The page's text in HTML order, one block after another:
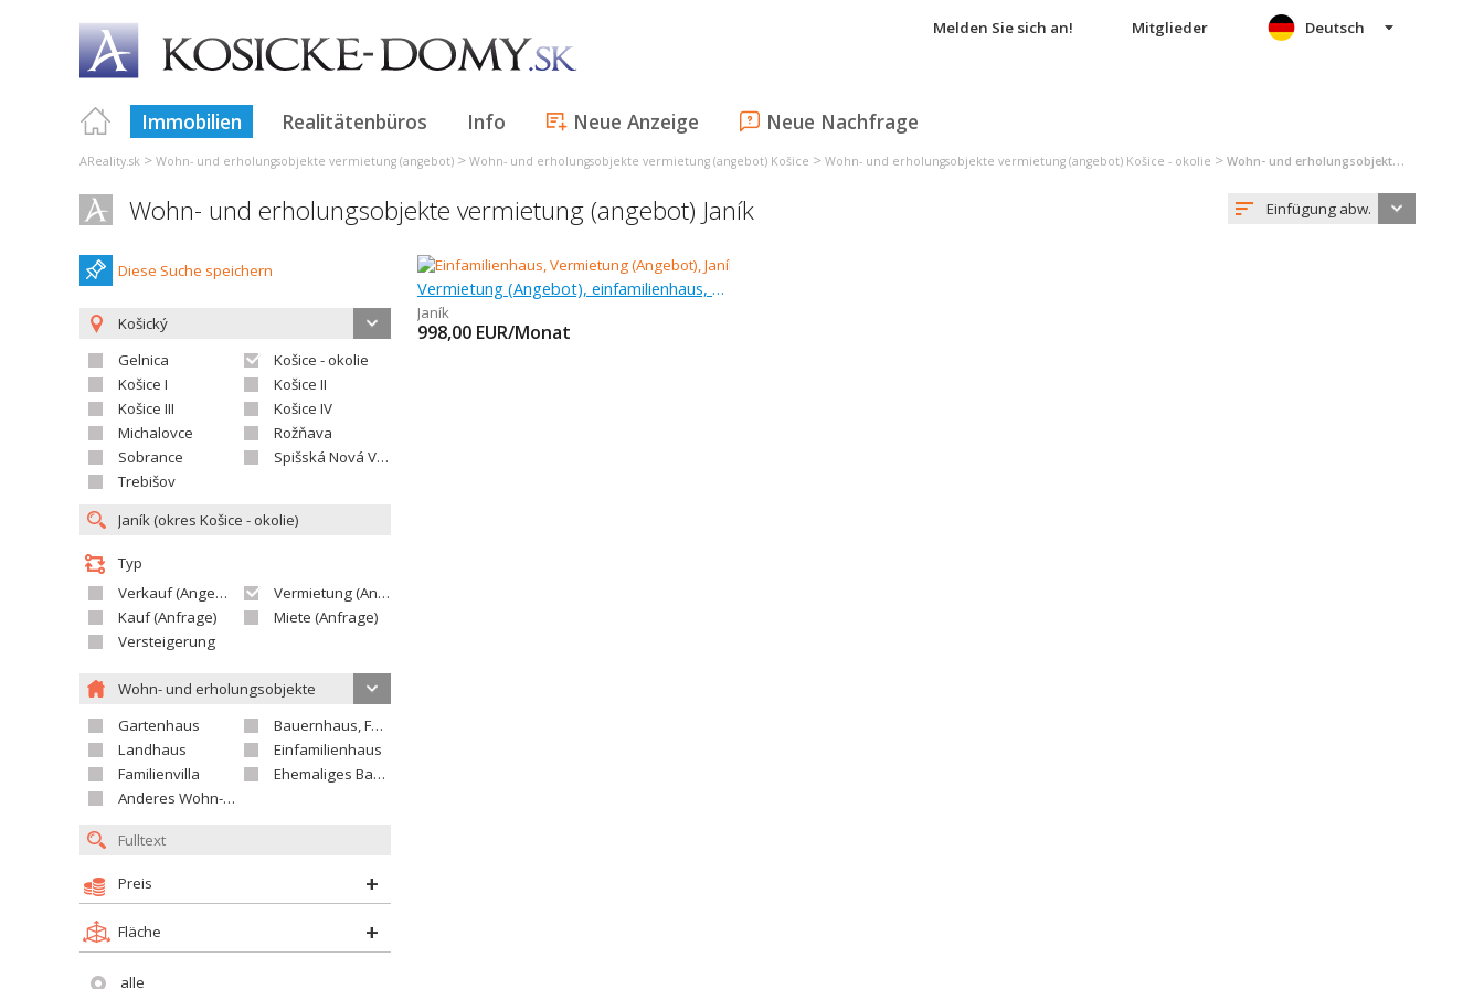
Melden Sie sich an! Mitglieder
Immobilien Realitätenbüros Info Neue Anzeige Neue Nachfrage
Deutsch
AReality.sk > Wohn- und erholungsobjekte vermietung (angebot) > Wohn- und erholungsobjekte vermietung (angebot) Košice > Wohn- und erholungsobjekte vermietung (angebot) Košice - okolie > Wohn- und erholungsobjekte vermietung (angebot) Janík
Wohn- und erholungsobjekte vermietung (angebot) Janík Einfügung abw.
Diese Suche speichern
Košický
Gelnica
Košice - okolie
Košice I
Košice II
Košice III
Košice IV
Michalovce
Rožňava
Sobrance
Spišská Nová Ves
Trebišov
Typ
Verkauf (Angebot)
Vermietung (Angebot)
Kauf (Anfrage)
Miete (Anfrage)
Versteigerung
Wohn- und erholungsobjekte
Gartenhaus
Bauernhaus, Ferienhaus
Landhaus
Einfamilienhaus
Familienvilla
Ehemaliges Bauerngut
Anderes Wohn- oder Ferienobjekt
Preis
Fläche
alle
Vermietung (Angebot), einfamilienhaus, 91 m
Janík
998,00 EUR/Monat